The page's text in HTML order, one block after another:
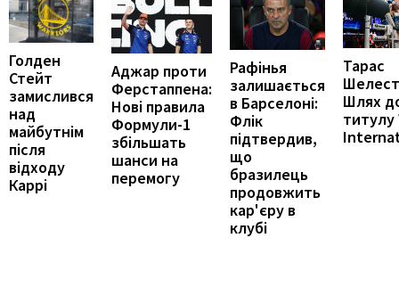
Голден
Стейт
замислився
над
майбутнім
після
відходу
Каррі
Аджар проти
Ферстаппена:
Нові правила
Формули-1
збільшать
шанси на
перемогу
Рафінья
залишається
в Барселоні:
Флік
підтвердив,
що
бразилець
продовжить
кар'єру в
клубі
Тарас
Шлях
титулу